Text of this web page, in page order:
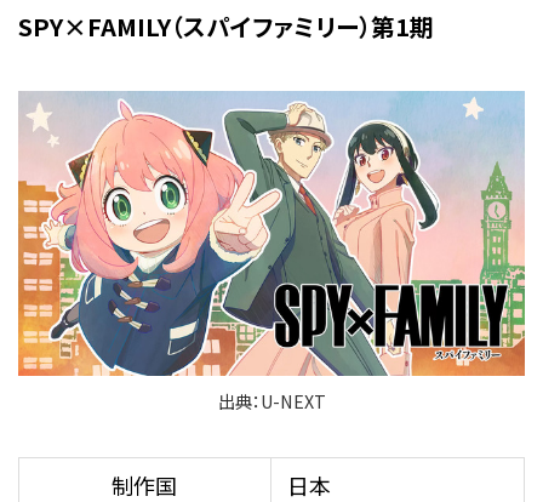
SPY×FAMILY（スパイファミリー）第1期
出典：U-NEXT
制作国
日本